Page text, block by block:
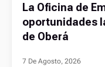
La Oficina de
oportunidades
de Oberá
7 De Agosto, 2026